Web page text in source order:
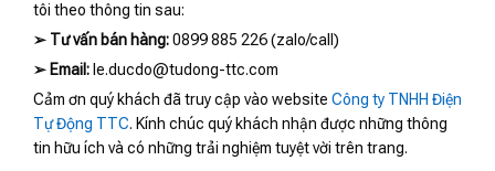
tôi theo thông tin sau:
➢ Tư vấn bán hàng:0899 885 226 (zalo/call)
➢ Email: le.ducdo@tudong-ttc.com
Cảm ơn quý khách đã truy cập vào website Công ty TNHH Điện
Tự Động TTC. Kính chúc quý khách nhận được những thông
tin hữu ích và có những trải nghiệm tuyệt vời trên trang.